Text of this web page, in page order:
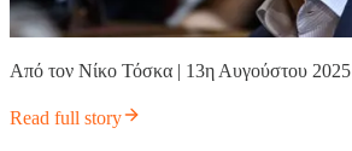
Από τον Νίκο Τόσκα | 13η Αυγούστου 2025
Read full story